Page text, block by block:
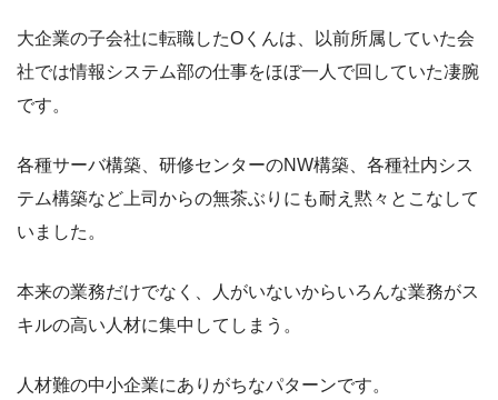
大企業の子会社に転職したOくんは、以前所属していた会
社では情報システム部の仕事をほぼ一人で回していた凄腕
です。
各種サーバ構築、研修センターのNW構築、各種社内シス
テム構築など上司からの無茶ぶりにも耐え黙々とこなして
いました。
本来の業務だけでなく、人がいないからいろんな業務がス
キルの高い人材に集中してしまう。
人材難の中小企業にありがちなパターンです。